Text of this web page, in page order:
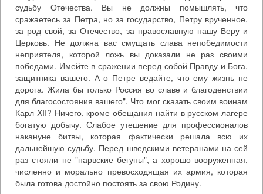
судьбу Отечества. Вы не должны помышлять, что
сражаетесь за Петра, но за государство, Петру врученное,
за род свой, за Отечество, за православную нашу Веру и
Церковь. Не должна вас смущать слава непобедимости
неприятеля, которой ложь вы доказали не раз своими
победами. Имейте в сражении перед собой Правду и Бога,
защитника вашего. А о Петре ведайте, что ему жизнь не
дорога. Жила бы только Россия во славе и благоденствии
для благосостояния вашего". Что мог сказать своим воинам
Карл XII? Ничего, кроме обещания найти в русском лагере
богатую добычу. Слабое утешение для профессионалов
накануне битвы, которая фактически решала всю их
дальнейшую судьбу. Перед шведскими ветеранами на сей
раз стояли не "нарвские бегуны", а хорошо вооруженная,
численно и морально превосходящая их армия, которая
была готова достойно постоять за свою Родину.